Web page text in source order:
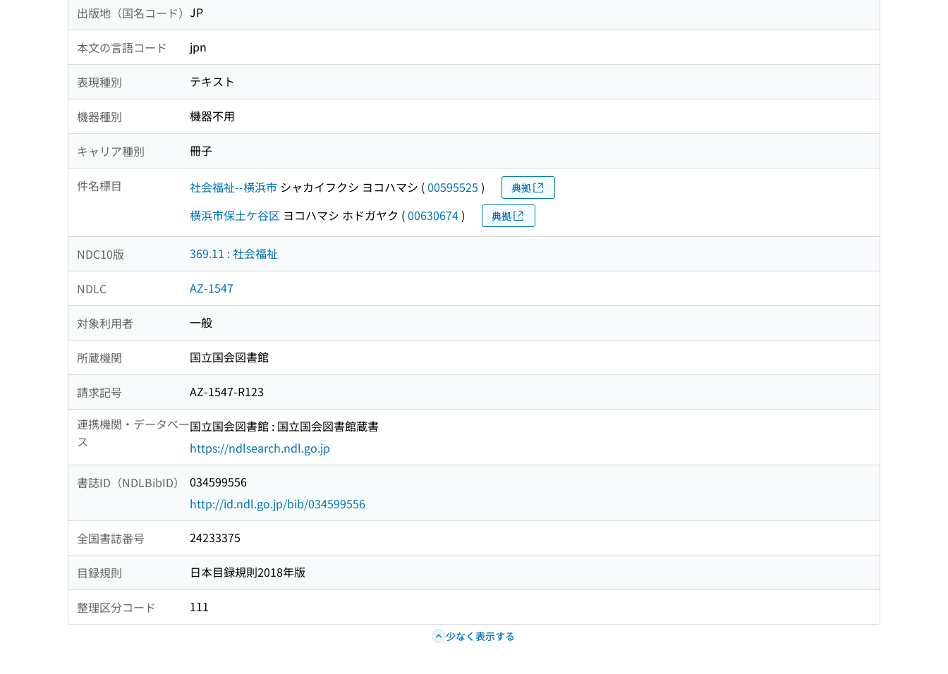
出版地（国名コード） JP
本文の言語コード jpn
表現種別 テキスト
機器種別 機器不用
キャリア種別 冊子
件名標目 社会福祉--横浜市 シャカイフクシ ヨコハマシ (00595525 ) 典拠
横浜市保土ケ谷区 ヨコハマシ ホドガヤク (00630674) 典拠
NDC10版 369.11 : 社会福祉
NDLC AZ-1547
対象利用者 一般
所蔵機関 国立国会図書館
請求記号
AZ-1547-R123
連携機関・データベー
ス
国立国会図書館 : 国立国会図書館蔵書
https://ndlsearch.ndl.go.jp
書誌ID（NDLBibID）
034599556
http://id.ndl.go.jp/bib/034599556
全国書誌番号 24233375
目録規則 日本目録規則2018年版
整理区分コード 111
少なく表示する